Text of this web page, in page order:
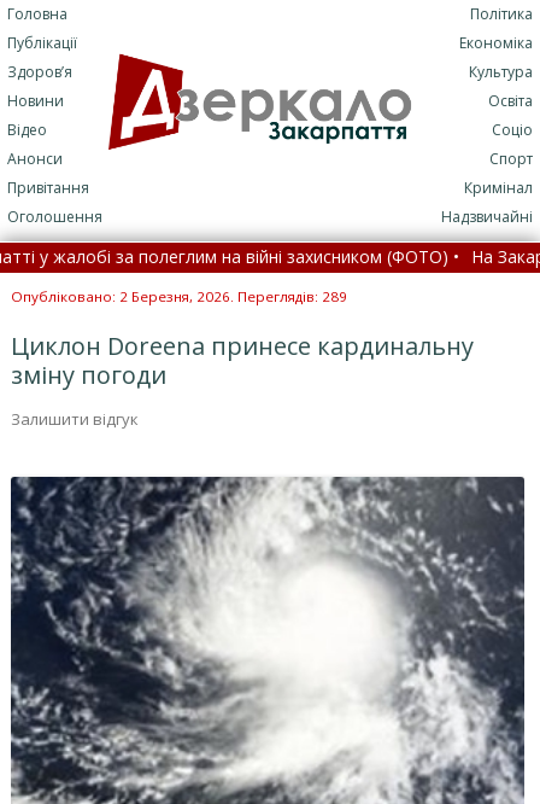
Головна
Публікації
Здоров’я
Новини
Відео
Анонси
Привітання
Оголошення
Політика
Економіка
Культура
Освіта
Соціо
Спорт
Кримінал
Надзвичайні
жалобі за полеглим на війні захисником (ФОТО) • На
річок цього літа впала до 25% від норми – експерт • На
Опубліковано: 2 Березня, 2026. Переглядів: 289
Циклон Doreena принесе кардинальну
зміну погоди
Залишити відгук